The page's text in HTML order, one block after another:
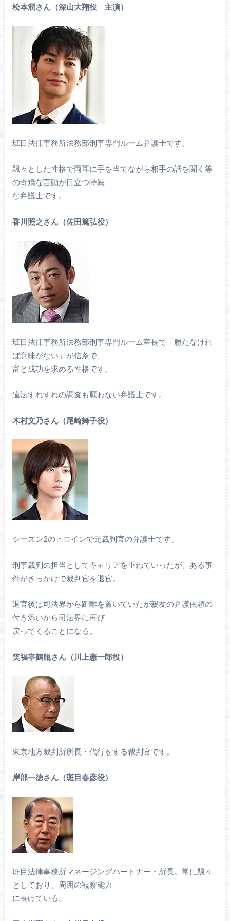
松本潤さん（深山大翔役 主演）
班目法律事務所法務部刑事専門ルーム弁護士です。
飄々とした性格で両耳に手を当てながら相手の話を聞く等
の奇矯な言動が目立つ特異
な弁護士です。
香川照之さん（佐田篤弘役）
班目法律事務所法務部刑事専門ルーム室長で「勝たなけれ
ば意味がない」が信条で、
富と成功を求める性格です。
違法すれすれの調査も厭わない弁護士です。
木村文乃さん（尾崎舞子役）
シーズン2のヒロインで元裁判官の弁護士です、
刑事裁判の担当としてキャリアを重ねていったが、ある事
件がきっかけで裁判官を退官。
退官後は司法界から距離を置いていたが親友の弁護依頼の
付き添いから司法界に再び
戻ってくることになる。
笑福亭鶴瓶さん（川上憲一郎役）
東京地方裁判所所長・代行をする裁判官です。
岸部一徳さん（斑目春彦役）
班目法律事務所マネージングパートナー・所長。常に飄々
としており、周囲の観察能力
に長けている。